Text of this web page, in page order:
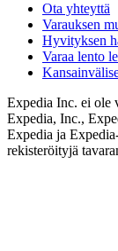
Ota yhteyttä
Varauksen
Hyvityksen
Varaa lento
Expedia Inc. ei ole
Expedia, Inc.,
Expedia ja
rekisteröityjä